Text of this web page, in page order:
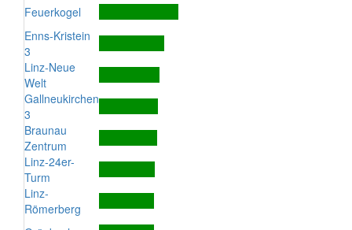
Feuerkogel
Enns-Kristein
3
Linz-Neue
Welt
Gallneukirchen
3
Braunau
Zentrum
Linz-24er-
Turm
Linz-
Römerberg